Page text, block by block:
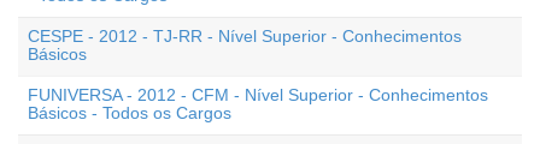
CESPE - 2012 - TJ-RR - Nível Superior - Conhecimentos
Básicos
FUNIVERSA - 2012 - CFM - Nível Superior - Conhecimentos
Básicos - Todos os Cargos